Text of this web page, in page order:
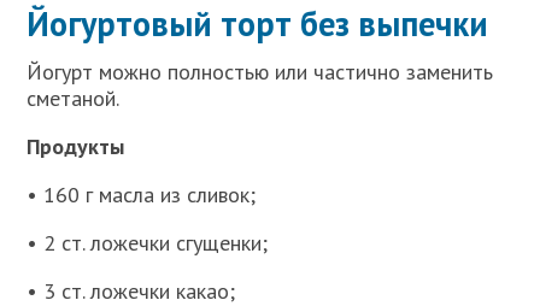
Йогуртовый торт без выпечки
Йогурт можно полностью или частично заменить
сметаной.
Продукты
• 160 г масла из сливок;
• 2 ст. ложечки сгущенки;
• 3 ст. ложечки какао;